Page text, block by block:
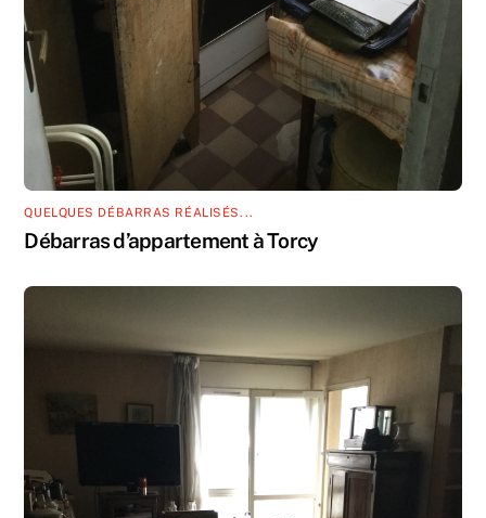
QUELQUES DÉBARRAS RÉALISÉS...
Débarras d’appartement à Torcy